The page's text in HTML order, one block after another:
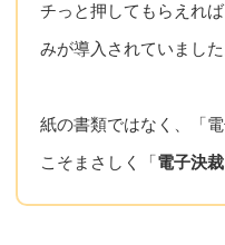
チっと押してもらえれ
みが導入されていました
紙の書類ではなく、「
こそまさしく「電子決裁